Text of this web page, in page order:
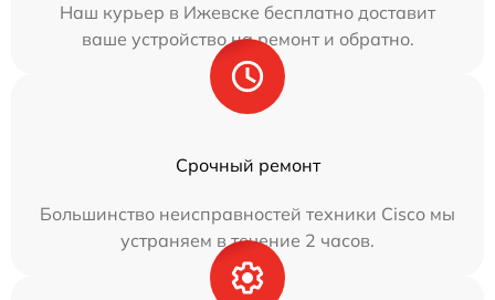
Наш курьер в Ижевске бесплатно доставит
ваше устройство на ремонт и обратно.
Срочный ремонт
Большинство неисправностей техники Cisco мы
устраняем в течение 2 часов.